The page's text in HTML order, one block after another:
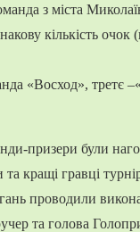
з міста
кількість очок
«Восход», третє
призери були
кращі гравці
проводили
та голова